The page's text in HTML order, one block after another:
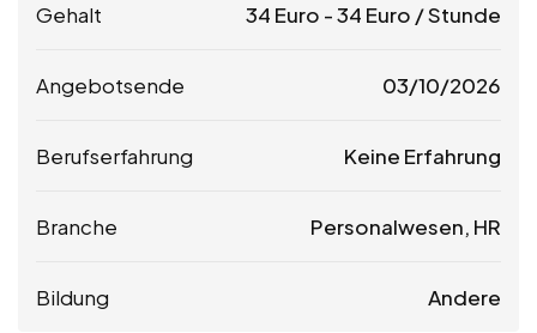
Gehalt 34 Euro -34 Euro / Stunde
Angebotsende 03/10/2026
Berufserfahrung Keine Erfahrung
Branche Personalwesen, HR
Bildung Andere